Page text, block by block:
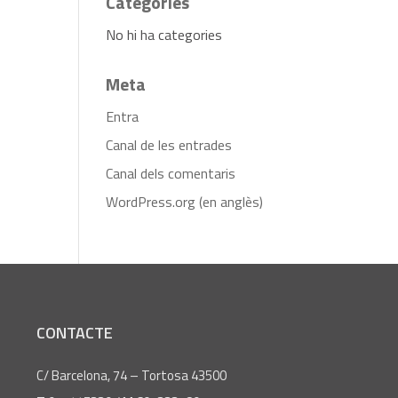
No hi ha categories
Meta
Entra
Canal de les entrades
Canal dels comentaris
WordPress.org (en anglès)
CONTACTE
C/ Barcelona, 74 – Tortosa 43500